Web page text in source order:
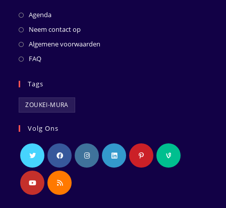
Agenda
Neem contact op
Algemene voorwaarden
FAQ
Tags
ZOUKEI-MURA
Volg Ons
Opent
in
Opent
in